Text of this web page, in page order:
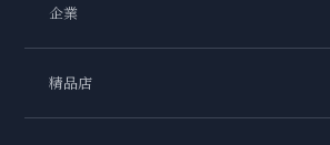
企業
精品店